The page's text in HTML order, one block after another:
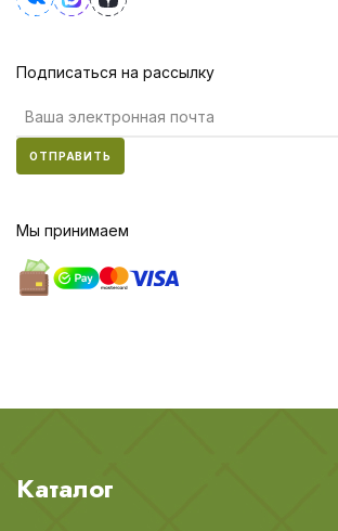
Подписаться на рассылку
ОТПРАВИТЬ
Мы принимаем
Каталог